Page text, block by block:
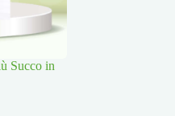
Succo in